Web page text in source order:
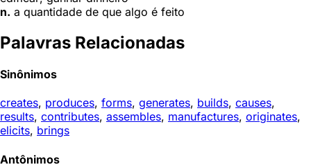
n. a quantidade de que algo é feito
Palavras Relacionadas
Sinônimos
creates, produces, forms, generates, builds, causes,
results, contributes, assembles, manufactures, originates,
elicits, brings
Antônimos